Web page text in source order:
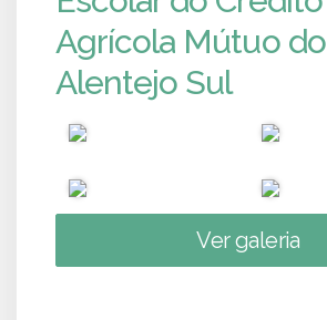
Agrícola Mútuo do
Alentejo Sul
Ver galeria